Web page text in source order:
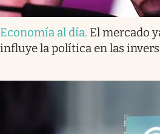
Economía al día. El mercado
influye la política en las